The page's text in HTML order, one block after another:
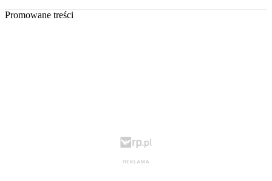
Promowane treści